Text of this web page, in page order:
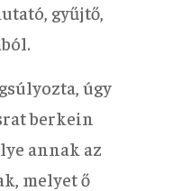
gyűjtő,
úgy
berkein
annak az
melyet ő